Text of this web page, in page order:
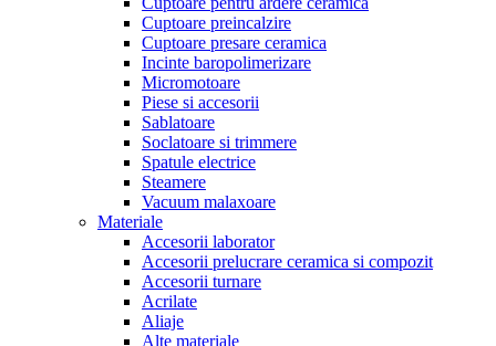
Cuptoare preincalzire
Cuptoare presare ceramica
Incinte baropolimerizare
Micromotoare
Piese si accesorii
Sablatoare
Soclatoare si trimmere
Spatule electrice
Steamere
Vacuum malaxoare
Materiale
Accesorii laborator
Accesorii prelucrare ceramica si compozit
Accesorii turnare
Acrilate
Aliaje
Alte materiale